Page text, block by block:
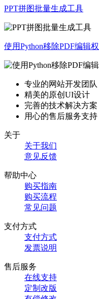
PPT拼图批量生成工具
使用Python移除PDF编辑
专业的网站开发团队
精美的原创UI设计
完善的技术解决方案
用心的售后服务支持
关于
关于我们
意见反馈
帮助中心
购买指南
购买流程
常见问题
支付方式
支付方式
发票说明
售后服务
在线支持
定制改版